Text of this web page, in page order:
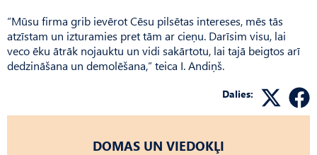
“Mūsu firma grib ievērot Cēsu pilsētas intereses, mēs tās
atzīstam un izturamies pret tām ar cieņu. Darīsim visu, lai
veco ēku ātrāk nojauktu un vidi sakārtotu, lai tajā beigtos arī
dedzināšana un demolēšana,” teica I. Andiņš.
Dalies:
DOMAS UN VIEDOKĻI